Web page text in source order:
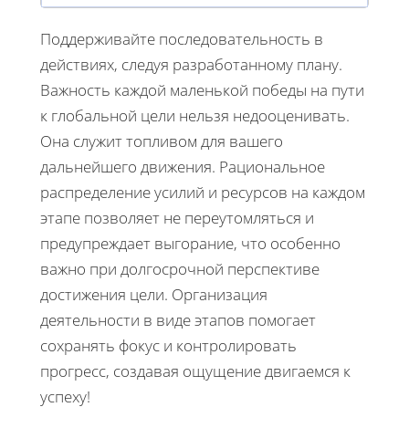
Поддерживайте последовательность в
действиях, следуя разработанному плану.
Важность каждой маленькой победы на пути
к глобальной цели нельзя недооценивать.
Она служит топливом для вашего
дальнейшего движения. Рациональное
распределение усилий и ресурсов на каждом
этапе позволяет не переутомляться и
предупреждает выгорание, что особенно
важно при долгосрочной перспективе
достижения цели. Организация
деятельности в виде этапов помогает
сохранять фокус и контролировать
прогресс, создавая ощущение двигаемся к
успеху!